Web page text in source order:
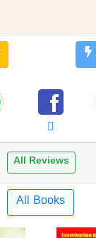
All Reviews
All Books